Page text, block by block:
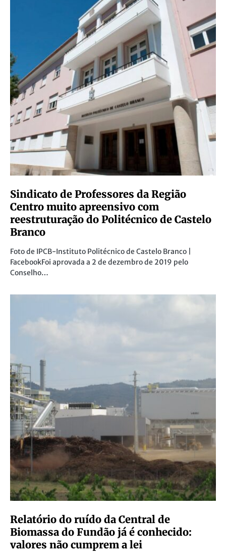
Sindicato de Professores da Região
Centro muito apreensivo com
reestruturação do Politécnico de Castelo
Branco
Foto de IPCB-Instituto Politécnico de Castelo Branco |
FacebookFoi aprovada a 2 de dezembro de 2019 pelo
Conselho…
Relatório do ruído da Central de
Biomassa do Fundão já é conhecido:
valores não cumprem a lei